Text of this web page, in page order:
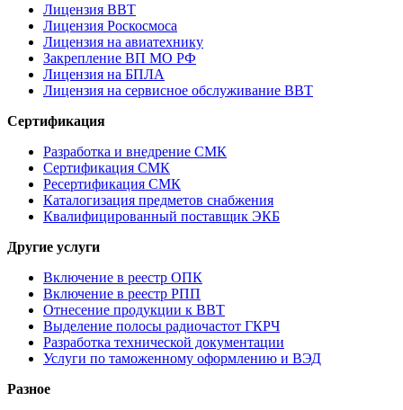
Лицензия ВВТ
Лицензия Роскосмоса
Лицензия на авиатехнику
Закрепление ВП МО РФ
Лицензия на БПЛА
Лицензия на сервисное обслуживание ВВТ
Сертификация
Разработка и внедрение СМК
Сертификация СМК
Ресертификация СМК
Каталогизация предметов снабжения
Квалифицированный поставщик ЭКБ
Другие услуги
Включение в реестр ОПК
Включение в реестр РПП
Отнесение продукции к ВВТ
Выделение полосы радиочастот ГКРЧ
Разработка технической документации
Услуги по таможенному оформлению и ВЭД
Разное